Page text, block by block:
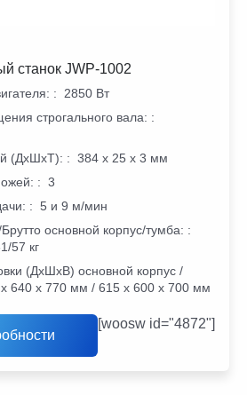
станок JWP-1002
:
2850 Вт
строгального вала: :
(ДхШхТ): : 384 х 25 х 3 мм
: 3
: 5 и 9 м/мин
основной корпус/тумба: :
57 кг
(ДхШхВ) основной корпус /
640 х 770 мм / 615 х 600 х 700 мм
[woosw id="4872"]